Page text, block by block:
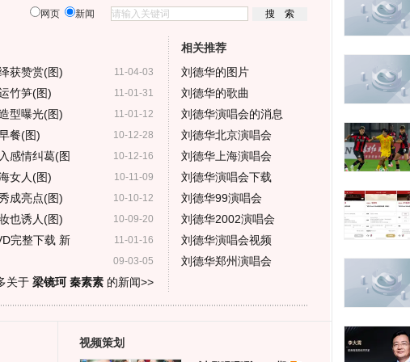
网页 新闻
11-04-03
获赞赏(图)
11-01-31
竹笋(图)
11-01-12
型曝光(图)
10-12-28
餐(图)
10-12-16
感情纠葛(图
10-11-09
女人(图)
10-10-12
成亮点(图)
10-09-20
也诱人(图)
11-01-16
完整下载 新
09-03-05
关于 梁镜珂 秦素素的新闻>>
相关推荐
刘德华的图片
刘德华的歌曲
刘德华演唱会的消息
刘德华北京演唱会
刘德华上海演唱会
刘德华演唱会下载
刘德华99演唱会
刘德华2002演唱会
刘德华演唱会视频
刘德华郑州演唱会
视频策划